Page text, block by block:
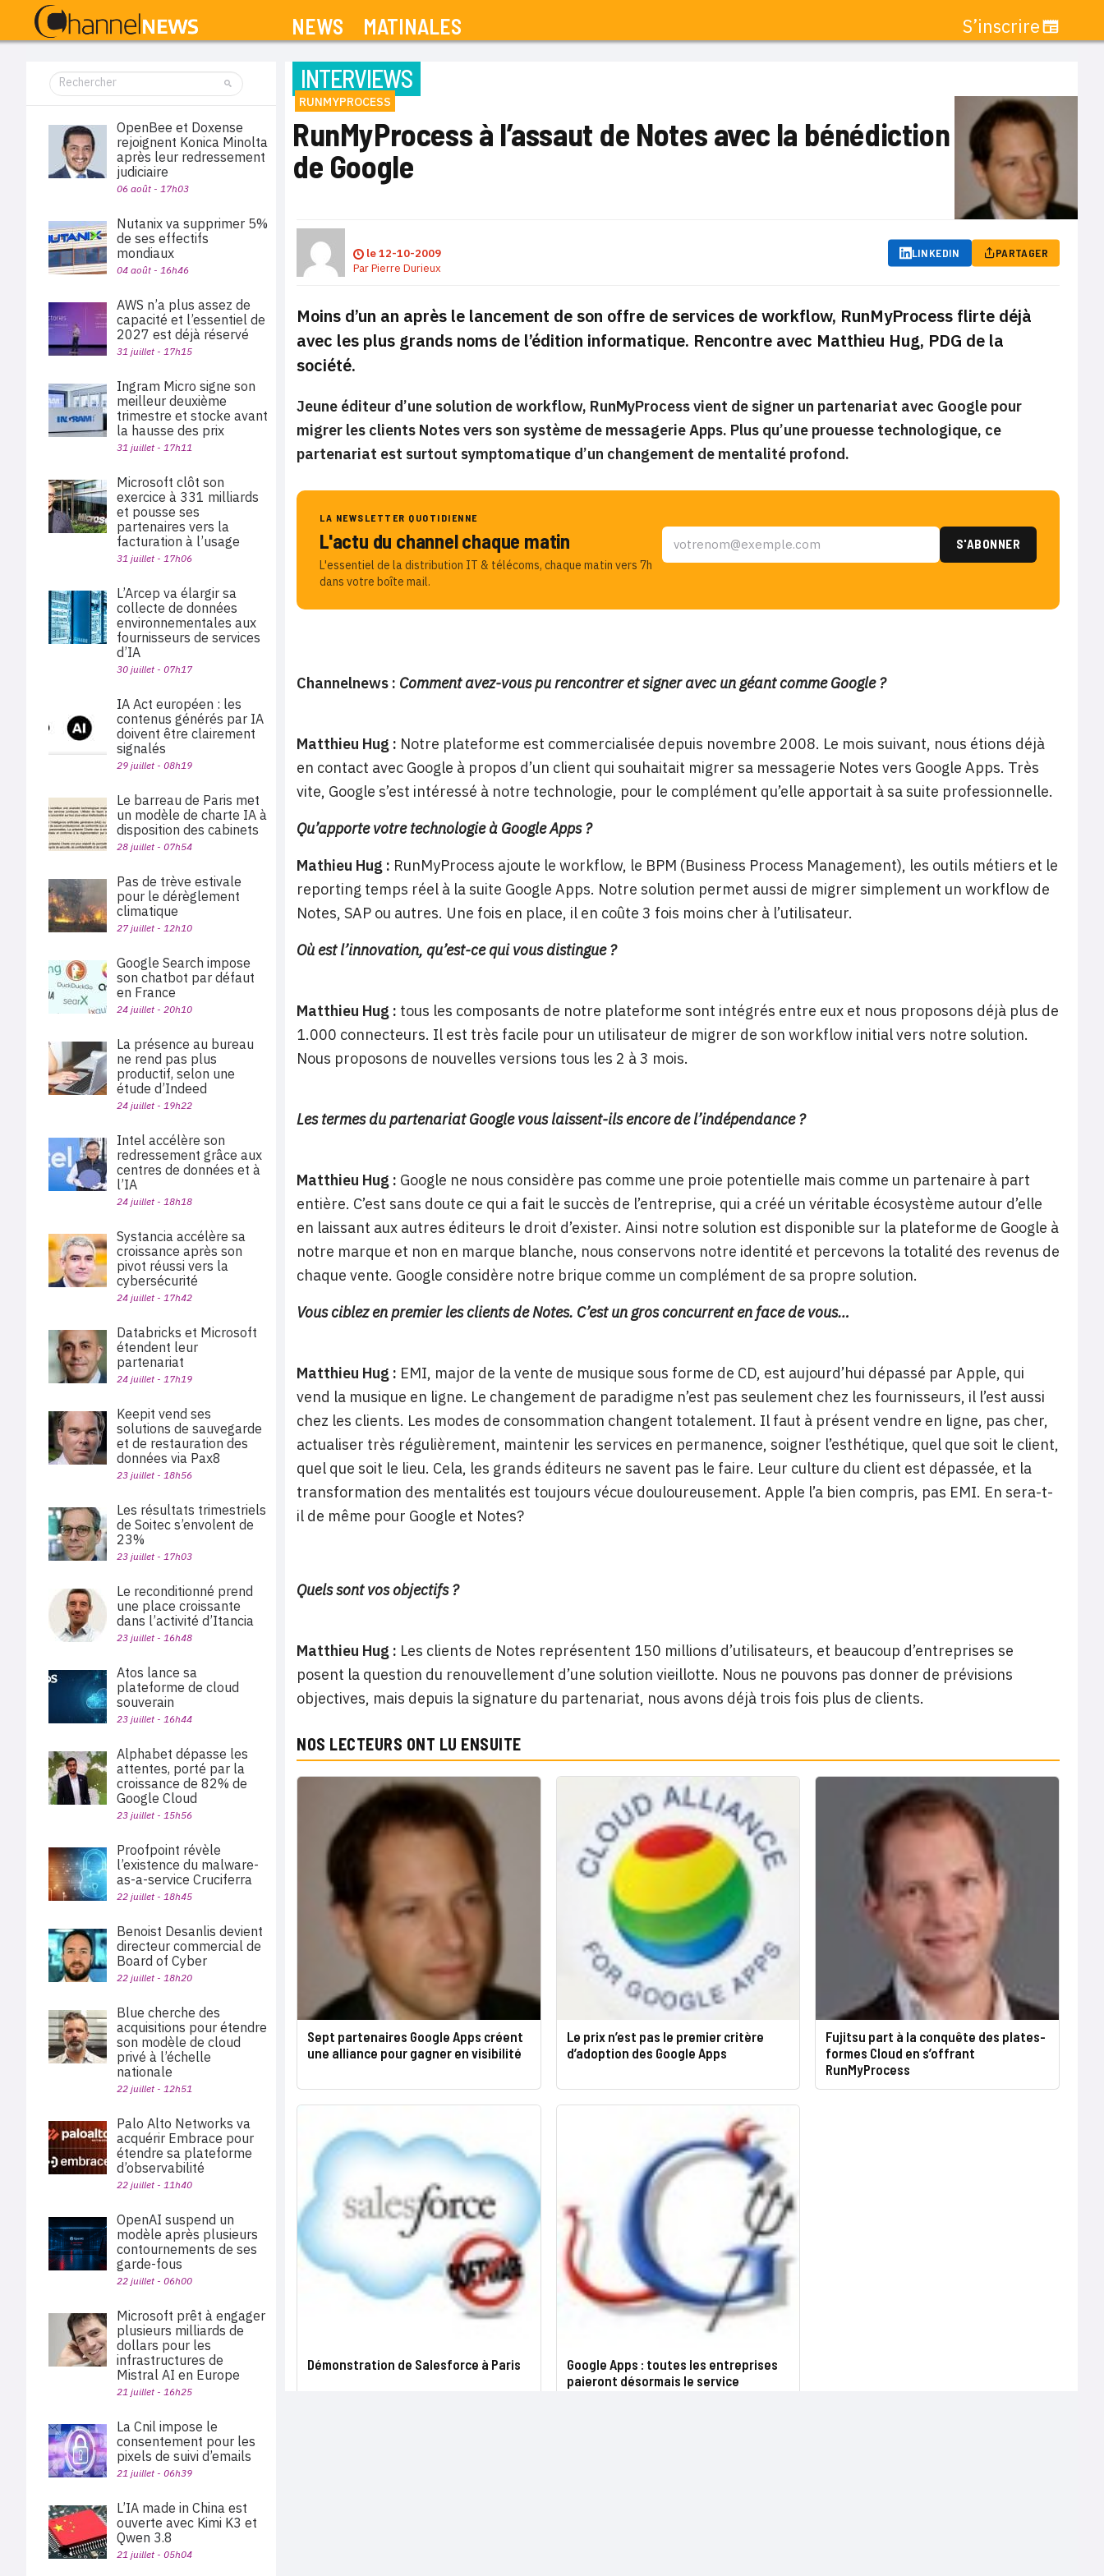
NEWS MATINALES S’inscrire
INTERVIEWS
RUNMYPROCESS
RunMyProcess à l’assaut de Notes avec la bénédiction
de Google
le12-10-2009
ParPierre Durieux
LINKEDIN PARTAGER
Moins d’un an après le lancement de son offre de services de workflow, RunMyProcess flirte déjà
avec les plus grands noms de l’édition informatique. Rencontre avec Matthieu Hug, PDG de la
société.
Jeune éditeur d’une solution de workflow, RunMyProcess vient de signer un partenariat avec Google pour
migrer les clients Notes vers son système de messagerie Apps. Plus qu’une prouesse technologique, ce
partenariat est surtout symptomatique d’un changement de mentalité profond.
LA NEWSLETTER QUOTIDIENNE
L'actu du channel chaque matin
L'essentiel de la distribution IT & télécoms, chaque matin vers 7h
dans votre boîte mail.
Channelnews : Comment avez-vous pu rencontrer et signer avec un géant comme Google ?
Matthieu Hug : Notre plateforme est commercialisée depuis novembre 2008. Le mois suivant, nous étions déjà
en contact avec Google à propos d’un client qui souhaitait migrer sa messagerie Notes vers Google Apps. Très
vite, Google s’est intéressé à notre technologie, pour le complément qu’elle apportait à sa suite professionnelle.
Qu’apporte votre technologie à Google Apps ?
Mathieu Hug : RunMyProcess ajoute le workflow, le BPM (Business Process Management), les outils métiers et le
reporting temps réel à la suite Google Apps. Notre solution permet aussi de migrer simplement un workflow de
Notes, SAP ou autres. Une fois en place, il en coûte 3 fois moins cher à l’utilisateur.
Où est l’innovation, qu’est-ce qui vous distingue ?
Matthieu Hug : tous les composants de notre plateforme sont intégrés entre eux et nous proposons déjà plus de
1.000 connecteurs. Il est très facile pour un utilisateur de migrer de son workflow initial vers notre solution.
Nous proposons de nouvelles versions tous les 2 à 3 mois.
Les termes du partenariat Google vous laissent-ils encore de l’indépendance ?
Matthieu Hug : Google ne nous considère pas comme une proie potentielle mais comme un partenaire à part
entière. C’est sans doute ce qui a fait le succès de l’entreprise, qui a créé un véritable écosystème autour d’elle
en laissant aux autres éditeurs le droit d’exister. Ainsi notre solution est disponible sur la plateforme de Google à
notre marque et non en marque blanche, nous conservons notre identité et percevons la totalité des revenus de
chaque vente. Google considère notre brique comme un complément de sa propre solution.
Vous ciblez en premier les clients de Notes. C’est un gros concurrent en face de vous…
Matthieu Hug : EMI, major de la vente de musique sous forme de CD, est aujourd’hui dépassé par Apple, qui
vend la musique en ligne. Le changement de paradigme n’est pas seulement chez les fournisseurs, il l’est aussi
chez les clients. Les modes de consommation changent totalement. Il faut à présent vendre en ligne, pas cher,
actualiser très régulièrement, maintenir les services en permanence, soigner l’esthétique, quel que soit le client,
quel que soit le lieu. Cela, les grands éditeurs ne savent pas le faire. Leur culture du client est dépassée, et la
transformation des mentalités est toujours vécue douloureusement. Apple l’a bien compris, pas EMI. En sera-t-
il de même pour Google et Notes?
Quels sont vos objectifs ?
Matthieu Hug : Les clients de Notes représentent 150 millions d’utilisateurs, et beaucoup d’entreprises se
posent la question du renouvellement d’une solution vieillotte. Nous ne pouvons pas donner de prévisions
objectives, mais depuis la signature du partenariat, nous avons déjà trois fois plus de clients.
NOS LECTEURS ONT LU ENSUITE
Sept partenaires Google Apps créent
une alliance pour gagner en visibilité
Le prix n’est pas le premier critère
d’adoption des Google Apps
Fujitsu part à la conquête des plates-
formes Cloud en s’offrant
RunMyProcess
Démonstration de Salesforce à Paris
Google Apps : toutes les entreprises
paieront désormais le service
OpenBee et Doxense
rejoignent Konica Minolta
après leur redressement
judiciaire
06 août - 17h03
Nutanix va supprimer 5%
de ses effectifs
mondiaux
04 août - 16h46
AWS n’a plus assez de
capacité et l’essentiel de
2027 est déjà réservé
31 juillet - 17h15
Ingram Micro signe son
meilleur deuxième
trimestre et stocke avant
la hausse des prix
31 juillet - 17h11
Microsoft clôt son
exercice à 331 milliards
et pousse ses
partenaires vers la
facturation à l’usage
31 juillet - 17h06
L’Arcep va élargir sa
collecte de données
environnementales aux
fournisseurs de services
d’IA
30 juillet - 07h17
IA Act européen : les
contenus générés par IA
doivent être clairement
signalés
29 juillet - 08h19
Le barreau de Paris met
un modèle de charte IA à
disposition des cabinets
28 juillet - 07h54
Pas de trève estivale
pour le dérèglement
climatique
27 juillet - 12h10
Google Search impose
son chatbot par défaut
en France
24 juillet - 20h10
La présence au bureau
ne rend pas plus
productif, selon une
étude d’Indeed
24 juillet - 19h22
Intel accélère son
redressement grâce aux
centres de données et à
l’IA
24 juillet - 18h18
Systancia accélère sa
croissance après son
pivot réussi vers la
cybersécurité
24 juillet - 17h42
Databricks et Microsoft
étendent leur
partenariat
24 juillet - 17h19
Keepit vend ses
solutions de sauvegarde
et de restauration des
données via Pax8
23 juillet - 18h56
Les résultats trimestriels
de Soitec s’envolent de
23%
23 juillet - 17h03
Le reconditionné prend
une place croissante
dans l’activité d’Itancia
23 juillet - 16h48
Atos lance sa
plateforme de cloud
souverain
23 juillet - 16h44
Alphabet dépasse les
attentes, porté par la
croissance de 82% de
Google Cloud
23 juillet - 15h56
Proofpoint révèle
l’existence du malware-
as-a-service Cruciferra
22 juillet - 18h45
Benoist Desanlis devient
directeur commercial de
Board of Cyber
22 juillet - 18h20
Blue cherche des
acquisitions pour étendre
son modèle de cloud
privé à l’échelle
nationale
22 juillet - 12h51
Palo Alto Networks va
acquérir Embrace pour
étendre sa plateforme
d’observabilité
22 juillet - 11h40
OpenAI suspend un
modèle après plusieurs
contournements de ses
garde-fous
22 juillet - 06h00
Microsoft prêt à engager
plusieurs milliards de
dollars pour les
infrastructures de
Mistral AI en Europe
21 juillet - 16h25
La Cnil impose le
consentement pour les
pixels de suivi d’emails
21 juillet - 06h39
L’IA made in China est
ouverte avec Kimi K3 et
Qwen 3.8
21 juillet - 05h04